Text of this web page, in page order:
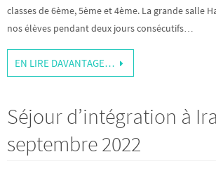
classes de 6ème, 5ème et 4ème. La grande salle
nos élèves pendant deux jours consécutifs…
EN LIRE DAVANTAGE…
Séjour d’intégration à
septembre 2022